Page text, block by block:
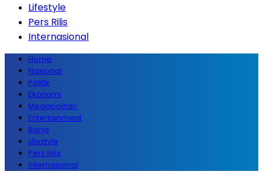
Lifestyle
Pers Rilis
Internasional
Home
Nasional
Politik
Ekonomi
Megapolitan
Entertainment
Bisnis
Lifestyle
Pers Rilis
Internasional